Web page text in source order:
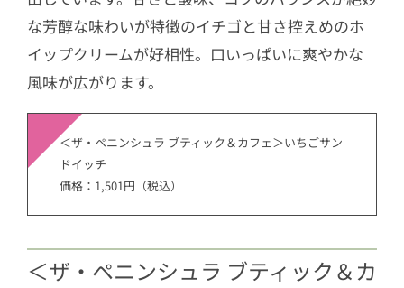
な芳醇な味わいが特徴のイチゴと甘さ控えめのホ
イップクリームが好相性。口いっぱいに爽やかな
風味が広がります。
＜ザ・ペニンシュラ ブティック＆カフェ＞いちごサン
ドイッチ
価格：1,501円（税込）
＜ザ・ペニンシュラ ブティック＆カ